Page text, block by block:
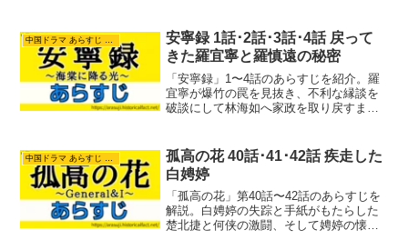
値の安定のために組合を作りました。曽
宝琴は蘇州織造局の高官...
中国ドラマ あらすじ ネタバレ
安寧録 1話･2話･3話･4話 戻って
きた羅宜寧と羅慎遠の秘密
「安寧録」1〜4話のあらすじを紹介。羅
宜寧が爆竹の罠を見抜き、不利な縁談を
破談にして林海如へ家政を取り戻すまで
孤高の花 40話･41･42話 疾走した
白娉婷
「孤高の花」第40話〜42話のあらすじを
解説。白娉婷の失踪と手紙がもたらした
楚北捷と何侠の激闘、そして娉婷の懐妊